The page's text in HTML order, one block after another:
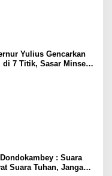
Yulius Gencarkan
di 7 Titik, Sasar Minsel-
: Suara
Suara Tuhan, Jangan